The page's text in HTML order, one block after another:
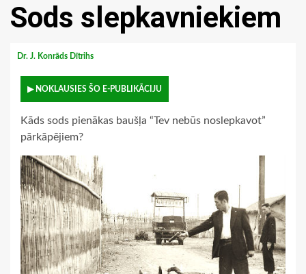
Sods slepkavniekiem
Dr. J. Konrāds Dītrihs
▶ NOKLAUSIES ŠO E-PUBLIKĀCIJU
Kāds sods pienākas baušļa “Tev nebūs noslepkavot”
pārkāpējiem?